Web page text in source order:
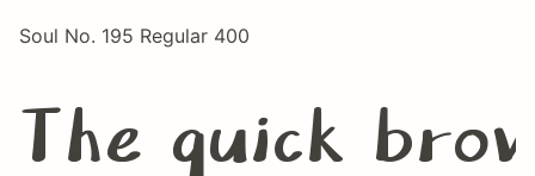
Soul No. 195 Regular 400
The quick